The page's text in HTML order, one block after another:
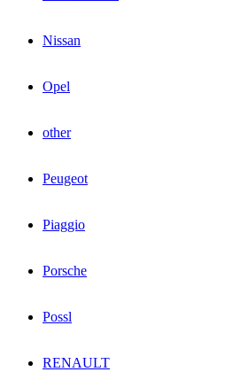
Nissan
Opel
other
Peugeot
Piaggio
Porsche
Possl
RENAULT